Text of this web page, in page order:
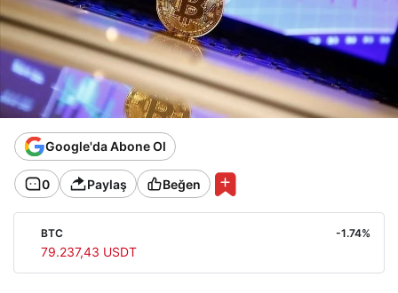
Google'da Abone Ol
0 Paylaş Beğen
BTC -1.74%
79.237,43 USDT